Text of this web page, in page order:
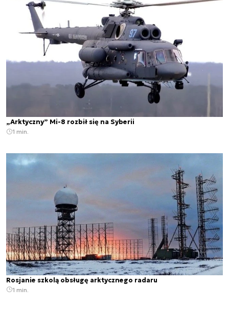
„Arktyczny” Mi-8 rozbił się na Syberii
1 min.
Rosjanie szkolą obsługę arktycznego radaru
1 min.